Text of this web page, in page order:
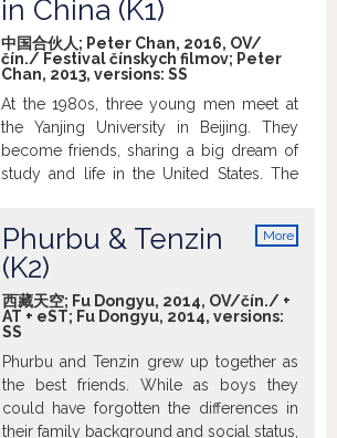
chance to change and become a real
hero.
in China (K1)
中国合伙人; Peter Chan, 2016, OV/
čín./ Festival čínskych filmov; Peter
Chan, 2013, versions: SS
At the 1980s, three young men meet at
the Yanjing University in Beijing. They
become friends, sharing a big dream of
study and life in the United States. The
More
Phurbu & Tenzin
(K2)
西藏天空; Fu Dongyu, 2014, OV/čín./ +
AT + eST; Fu Dongyu, 2014, versions:
SS
Phurbu and Tenzin grew up together as
the best friends. While as boys they
could have forgotten the differences in
their family background and social status,